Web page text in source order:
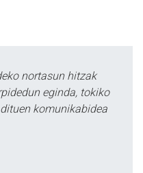
nortasun hitzak
eginda, tokiko
komunikabidea